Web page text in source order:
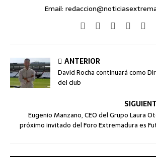
Email:
ANTERIOR
David Rocha continuará como
del club
Eugenio Manzano, CEO del Grupo Laura
próximo invitado del Foro Extremadura es